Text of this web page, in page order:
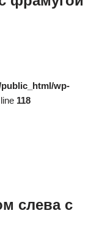
wp-
118
слева с